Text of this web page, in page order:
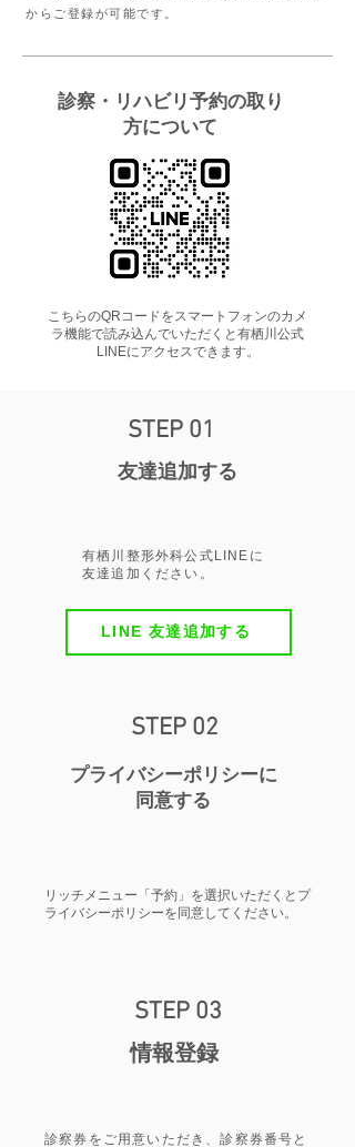
からご登録が可能です。
診察・リハビリ予約の取り
方について
​こちらのQRコードをスマートフォンのカメ
ラ機能で読み込んでいただくと有栖川公式
LINEにアクセスできます。
STEP 01
​友達追加する
​有栖川整形外科公式LINEに
友達追加ください。
LINE 友達追加する
STEP 02
​プライバシーポリシーに
同意する
リッチメニュー「予約」を選択いただくとプ
ライバシーポリシーを同意してください。
STEP 03
​情報登録​
​診察券をご用意いただき、診察券番号と